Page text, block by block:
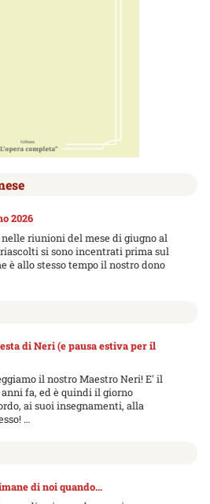
2026
nelle riunioni del mese di giugno al
si sono incentrati prima sul
è allo stesso tempo il nostro dono
di Neri (e pausa estiva per il
il nostro Maestro Neri! E' il
fa, ed è quindi il giorno
ai suoi insegnamenti, alla
…
di noi quando...